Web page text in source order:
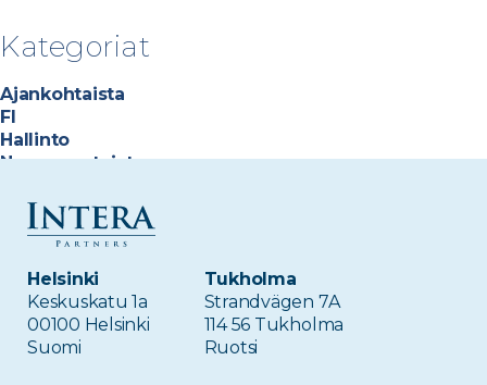
Kategoriat
Ajankohtaista
FI
Hallinto
Neuvonantajat
Sijoitusammattilaiset
Tiimi
Meta
Kirjaudu sisään
Sisältösyöte
Helsinki
Keskuskatu 1a
00100 Helsinki
Suomi
Tukholma
Strandvägen 7A
114 56 Tukholma
Ruotsi